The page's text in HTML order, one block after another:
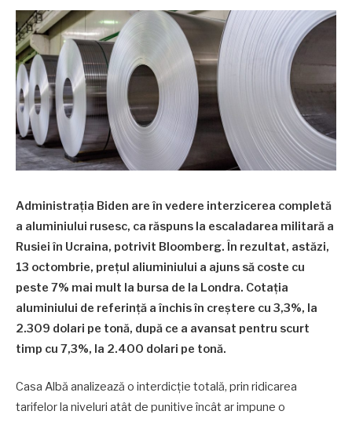
Administraţia Biden are în vedere interzicerea completă
a aluminiului rusesc, ca răspuns la escaladarea militară a
Rusiei în Ucraina, potrivit Bloomberg. În rezultat, astăzi,
13 octombrie, prețul aliuminiului a ajuns să coste cu
peste 7% mai mult la bursa de la Londra. Cotaţia
aluminiului de referinţă a închis în creştere cu 3,3%, la
2.309 dolari pe tonă, după ce a avansat pentru scurt
timp cu 7,3%, la 2.400 dolari pe tonă.
Casa Albă analizează o interdicţie totală, prin ridicarea
tarifelor la niveluri atât de punitive încât ar impune o